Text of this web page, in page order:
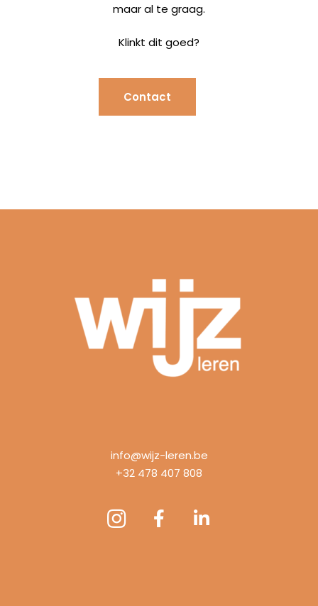
maar al te graag.
Klinkt dit goed?
Contact
info@wijz-leren.be
+32 478 407 808